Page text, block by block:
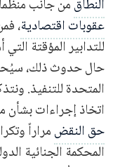
النطاقمن جانب
عقوبات اقتصادية،
للتدابير المؤقتة
حال حدوث ذلك،
المتحدة للتنفيذ.
اتخاذ إجراءات
حق النقضمراراً
المحكمة الجنائية